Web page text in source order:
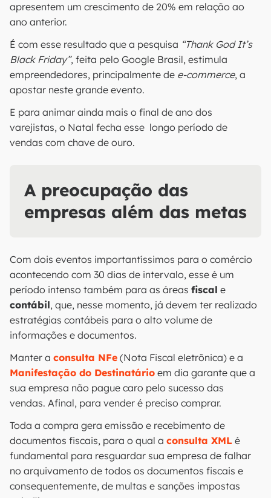
apresentem um crescimento de 20% em relação ao
ano anterior.
É com esse resultado que a pesquisa “Thank God It’s
Black Friday”, feita pelo Google Brasil, estimula
empreendedores, principalmente de e-commerce, a
apostar neste grande evento.
E para animar ainda mais o final de ano dos
varejistas, o Natal fecha esse longo período de
vendas com chave de ouro.
A preocupação das
empresas além das metas
Com dois eventos importantíssimos para o comércio
acontecendo com 30 dias de intervalo, esse é um
período intenso também para as áreas fiscal e
contábil, que, nesse momento, já devem ter realizado
estratégias contábeis para o alto volume de
informações e documentos.
Manter a consulta NFe (Nota Fiscal eletrônica) e a
Manifestação do Destinatário em dia garante que a
sua empresa não pague caro pelo sucesso das
vendas. Afinal, para vender é preciso comprar.
Toda a compra gera emissão e recebimento de
documentos fiscais, para o qual a consulta XML é
fundamental para resguardar sua empresa de falhar
no arquivamento de todos os documentos fiscais e
consequentemente, de multas e sanções impostas